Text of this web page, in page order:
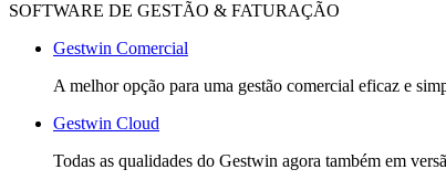
SOFTWARE DE GESTÃO & FATURAÇÃO
Gestwin Comercial
A melhor opção para uma gestão comercial eficaz e
Gestwin Cloud
Todas as qualidades do Gestwin agora também em